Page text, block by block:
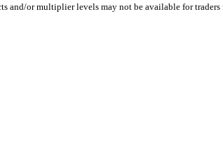
and/or multiplier levels may not be available for